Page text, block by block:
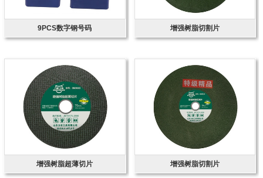
9PCS数字钢号码 增强树脂切割片
增强树脂超薄切片 增强树脂切割片